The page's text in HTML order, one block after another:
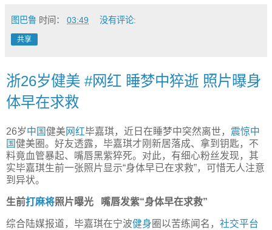
图巴鲁 时间： 03:49 没有评论:
共享
浙26岁健美 #网红 睡梦中猝逝 照片曝身
体早在求救
26岁中国健美 网红毕嘉琪，近日在睡梦中突然离世， 震惊中
国健美圈。好友透露，毕嘉琪才刚新居落成、拿到钥匙，不
料竟血管暴起、嘴唇黑紫猝死。对此，有细心粉丝发现，其
实毕嘉琪生前一张照片显示“身体早已在求救”，可惜无人注意
到异状。
生前打麻将照片曝光 嘴唇发紫“身体早在求救”
综合陆媒报道，毕嘉琪在宁波健身 圈以苦练闻名， 社交平台